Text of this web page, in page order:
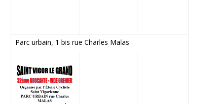
Parc urbain, 1 bis rue Charles Malas